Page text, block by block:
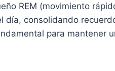
REM (movimiento
día, consolidando
para mantener